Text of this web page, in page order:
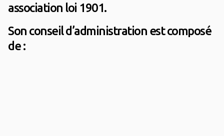
association loi 1901.
Son conseil d’administration est composé
de :